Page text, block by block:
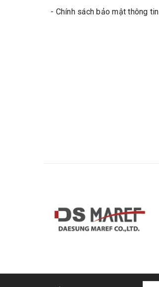
- Chính sách bảo mật thông tin